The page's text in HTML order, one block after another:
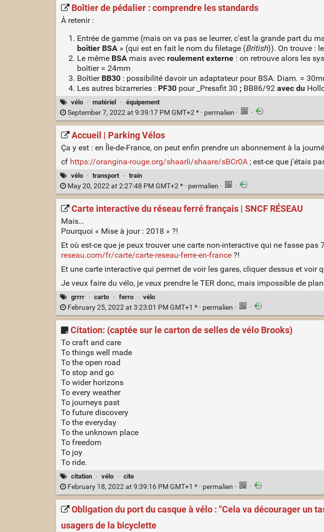
Boîtier de pédalier : comprendre les standards
À retenir :
Entrée de gamme (mais on va pas se leurrer, c'est la grande part du
boîtier BSA» (qui est en fait le nom du filetage (British)). On trouve :
Le même BSAmais avec roulement externe: on retrouve alors les
boîtier = 24mm
Boîtier BB30: possibilité davoir un adaptateur pour BSA. Diam. =
Les autres bizarreries : PF30pour _Pressfit 30 ; BB86/92avec du
vélo · matériel · équipement
September 7, 2022 at 9:39:17 PM GMT+2 * · permalien · ·
Accueil | Parking Vélos
Ça y est : en Île-de-France, on peut enfin prendre un abonnement à la
cf https://orangina-rouge.org/shaarli/shaare/sBCr0A; est-ce que j'étais
vélo · transport · train
May 20, 2022 at 2:27:48 PM GMT+2 * · permalien · ·
Carte interactive du réseau ferré français | SNCF RÉSEAU
Mais…
Pourquoi « Mise à jour : 2018 » ?!
Et où est-ce que je peux trouver une carte non-interactive qui ne fasse
reseau.com/fr/carte/carte-reseau-ferre-en-france?!
Et une carte interactive qui permet de voir les gares, cliquer dessus et voir
Je veux faire du vélo, je veux prendre le TER donc, mais impossible de
grrrr · carto · ferro · vélo
February 25, 2022 at 3:23:01 PM GMT+1 * · permalien · ·
Citation: (captée sur le carton de selles de vélo Brooks)
To craft and care
To things well made
To the open road
To stop and go
To wider horizons
To every weather
To journeys past
To future discovery
To the everyday
To the unknown place
To freedom
To joy
To ride.
citation · vélo · cite
February 18, 2022 at 9:39:16 PM GMT+1 * · permalien · ·
Obligation du port du casque à vélo : "Cela va décourager un
usagers de la bicyclette